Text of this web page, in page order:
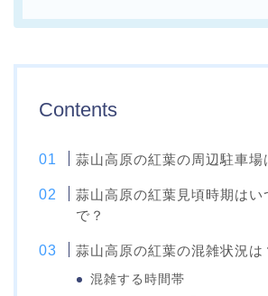
Contents
蒜山高原の紅葉の周辺駐車場
蒜山高原の紅葉見頃時期はい
で？
蒜山高原の紅葉の混雑状況は
混雑する時間帯